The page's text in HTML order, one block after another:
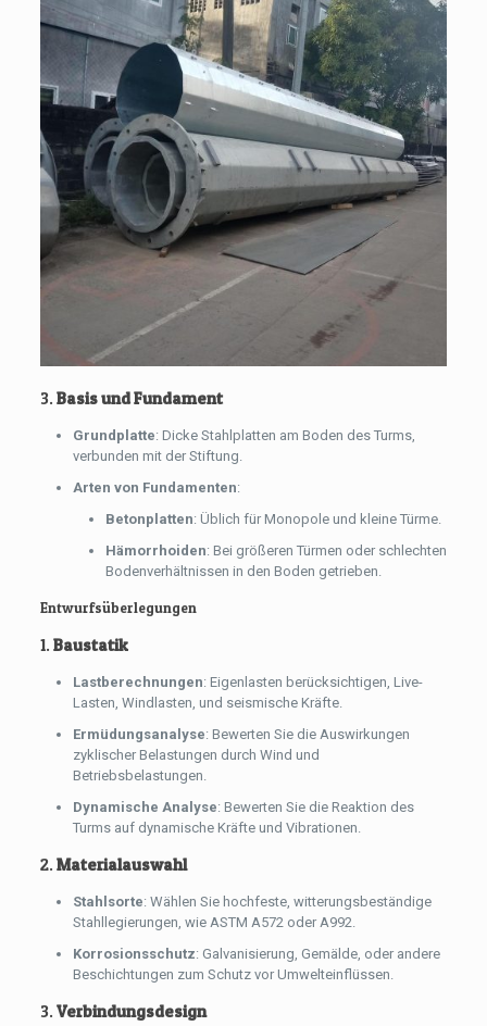
3. Basis und Fundament
Grundplatte: Dicke Stahlplatten am Boden des Turms,
verbunden mit der Stiftung.
Arten von Fundamenten:
Betonplatten: Üblich für Monopole und kleine Türme.
Hämorrhoiden: Bei größeren Türmen oder schlechten
Bodenverhältnissen in den Boden getrieben.
Entwurfsüberlegungen
1. Baustatik
Lastberechnungen: Eigenlasten berücksichtigen, Live-
Lasten, Windlasten, und seismische Kräfte.
Ermüdungsanalyse: Bewerten Sie die Auswirkungen
zyklischer Belastungen durch Wind und
Betriebsbelastungen.
Dynamische Analyse: Bewerten Sie die Reaktion des
Turms auf dynamische Kräfte und Vibrationen.
2. Materialauswahl
Stahlsorte: Wählen Sie hochfeste, witterungsbeständige
Stahllegierungen, wie ASTM A572 oder A992.
Korrosionsschutz: Galvanisierung, Gemälde, oder andere
Beschichtungen zum Schutz vor Umwelteinflüssen.
3. Verbindungsdesign